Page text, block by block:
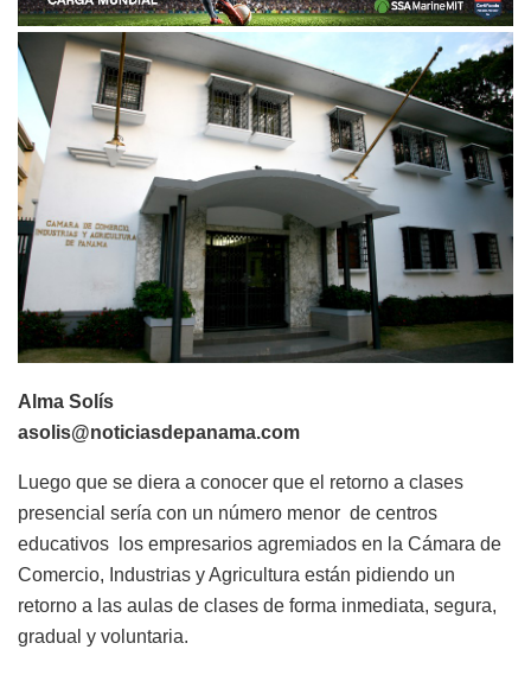
Alma Solís
asolis@noticiasdepanama.com
Luego que se diera a conocer que el retorno a clases
presencial sería con un número menor de centros
educativos los empresarios agremiados en la Cámara de
Comercio, Industrias y Agricultura están pidiendo un
retorno a las aulas de clases de forma inmediata, segura,
gradual y voluntaria.